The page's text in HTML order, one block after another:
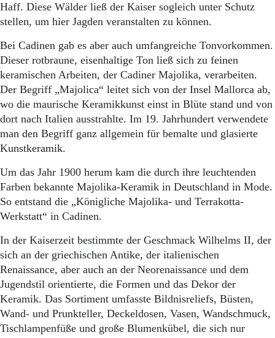
Haff. Diese Wälder ließ der Kaiser sogleich unter Schutz
stellen, um hier Jagden veranstalten zu können.
Bei Cadinen gab es aber auch umfangreiche Tonvorkommen.
Dieser rotbraune, eisenhaltige Ton ließ sich zu feinen
keramischen Arbeiten, der Cadiner Majolika, verarbeiten.
Der Begriff „Majolica“ leitet sich von der Insel Mallorca ab,
wo die maurische Keramikkunst einst in Blüte stand und von
dort nach Italien ausstrahlte. Im 19. Jahrhundert verwendete
man den Begriff ganz allgemein für bemalte und glasierte
Kunstkeramik.
Um das Jahr 1900 herum kam die durch ihre leuchtenden
Farben bekannte Majolika-Keramik in Deutschland in Mode.
So entstand die „Königliche Majolika- und Terrakotta-
Werkstatt“ in Cadinen.
In der Kaiserzeit bestimmte der Geschmack Wilhelms II, der
sich an der griechischen Antike, der italienischen
Renaissance, aber auch an der Neorenaissance und dem
Jugendstil orientierte, die Formen und das Dekor der
Keramik. Das Sortiment umfasste Bildnisreliefs, Büsten,
Wand- und Prunkteller, Deckeldosen, Vasen, Wandschmuck,
Tischlampenfüße und große Blumenkübel, die sich nur